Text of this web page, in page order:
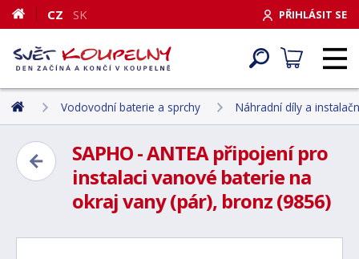
PŘIHLÁSIT SE
CZ SK
Vodovodní baterie a sprchy Náhradní díly a
SAPHO - ANTEA připojení pro
instalaci vanové baterie na
okraj vany (pár), bronz (9856)